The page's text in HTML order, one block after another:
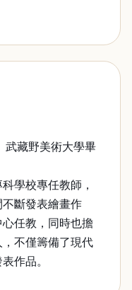
藏野美術大學畢
學校專任教師，
斷發表繪畫作
任教，同時也擔
不僅籌備了現代
作品。